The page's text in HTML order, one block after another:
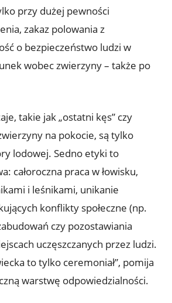
przy dużej pewności
zakaz polowania z
o bezpieczeństwo ludzi w
wobec zwierzyny – także po
takie jak „ostatni kęs” czy
na pokocie, są tylko
lodowej. Sedno etyki to
całoroczna praca w łowisku,
i leśnikami, unikanie
konflikty społeczne (np.
czy pozostawiania
uczęszczanych przez ludzi.
to tylko ceremoniał”, pomija
warstwę odpowiedzialności.